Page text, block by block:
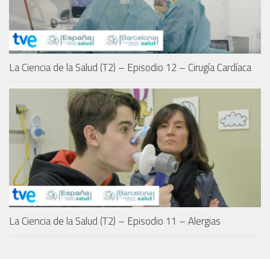
La Ciencia de la Salud (T2) – Episodio 12 – Cirugía Cardíaca
La Ciencia de la Salud (T2) – Episodio 11 – Alergias